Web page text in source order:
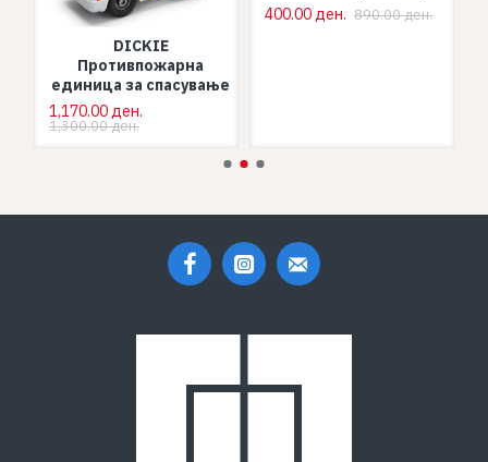
DICKIE
Противпожарна
единица за спасување
1,170.00 ден.
1,300.00 ден.
400.00 ден. 890.00 ден.